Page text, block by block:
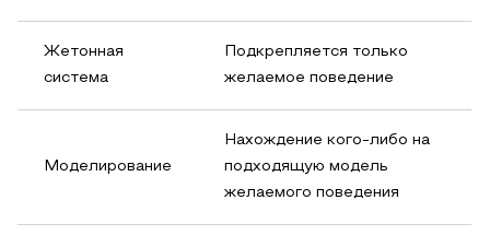
Жетонная
система
Подкрепляется только
желаемое поведение
Моделирование
Нахождение кого-либо на
подходящую модель
желаемого поведения